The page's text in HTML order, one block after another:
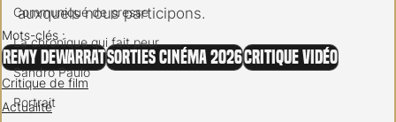
Communiqué de presse
La chronique qui fait peur
Sandro Paulo
Portrait
auxquels nous participons.
Mots-clés :
Remy DewarratSorties cinéma 2026Critique vidéo
Critique de film
Actualité